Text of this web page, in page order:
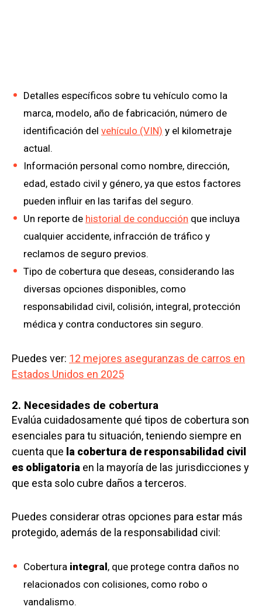
Detalles específicos sobre tu vehículo como la
marca, modelo, año de fabricación, número de
identificación del vehículo (VIN) y el kilometraje
actual.
Información personal como nombre, dirección,
edad, estado civil y género, ya que estos factores
pueden influir en las tarifas del seguro.
Un reporte de historial de conducción que incluya
cualquier accidente, infracción de tráfico y
reclamos de seguro previos.
Tipo de cobertura que deseas, considerando las
diversas opciones disponibles, como
responsabilidad civil, colisión, integral, protección
médica y contra conductores sin seguro.
Puedes ver: 12 mejores aseguranzas de carros en
Estados Unidos en 2025
2. Necesidades de cobertura
Evalúa cuidadosamente qué tipos de cobertura son
esenciales para tu situación, teniendo siempre en
cuenta que la cobertura de responsabilidad civil
es obligatoria en la mayoría de las jurisdicciones y
que esta solo cubre daños a terceros.
Puedes considerar otras opciones para estar más
protegido, además de la responsabilidad civil:
Cobertura integral , que protege contra daños no
relacionados con colisiones, como robo o
vandalismo.